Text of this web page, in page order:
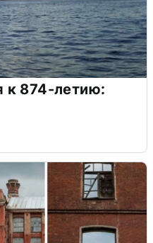
к 874-летию: